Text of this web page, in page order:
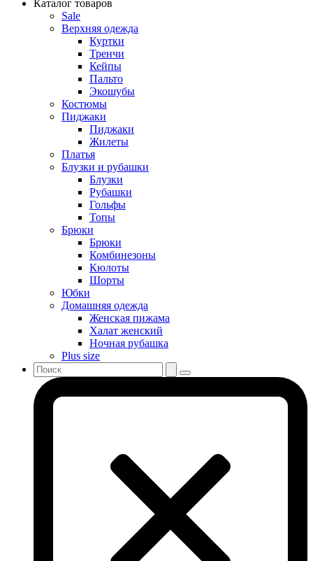
Каталог товаров
Sale
Верхняя одежда
Куртки
Тренчи
Кейпы
Пальто
Экошубы
Костюмы
Пиджаки
Пиджаки
Жилеты
Платья
Блузки и рубашки
Блузки
Рубашки
Гольфы
Топы
Брюки
Брюки
Комбинезоны
Кюлоты
Шорты
Юбки
Домашняя одежда
Женская пижама
Халат женский
Ночная рубашка
Plus size